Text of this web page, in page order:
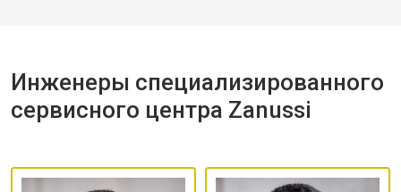
Инженеры специализированного
сервисного центра Zanussi